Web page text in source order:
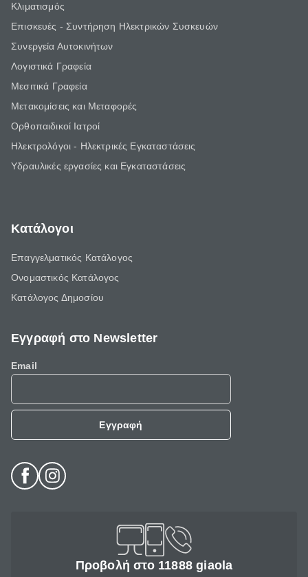
Κλιματισμός
Επισκευές - Συντήρηση Ηλεκτρικών Συσκευών
Συνεργεία Αυτοκινήτων
Λογιστικά Γραφεία
Μεσιτικά Γραφεία
Μετακομίσεις και Μεταφορές
Ορθοπαιδικοί Ιατροί
Ηλεκτρολόγοι - Ηλεκτρικές Εγκαταστάσεις
Υδραυλικές εργασίες και Εγκαταστάσεις
Κατάλογοι
Επαγγελματικός Κατάλογος
Ονομαστικός Κατάλογος
Κατάλογος Δημοσίου
Εγγραφή στο Newsletter
Email
Εγγραφή
Προβολή στο 11888 giaola